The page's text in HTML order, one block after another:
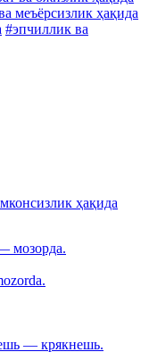
меъёрсизлик ҳақида
#эпчиллик ва
ҳақида
мозорда.
— крякнешь.